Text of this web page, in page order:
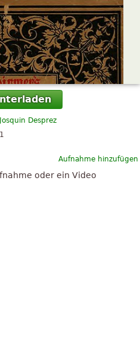
Josquin Desprez
1
Aufnahme hinzufügen
oder ein Video